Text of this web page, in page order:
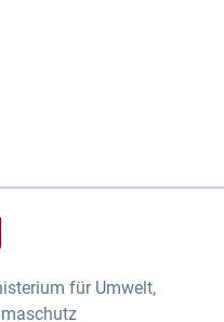
für Umwelt,